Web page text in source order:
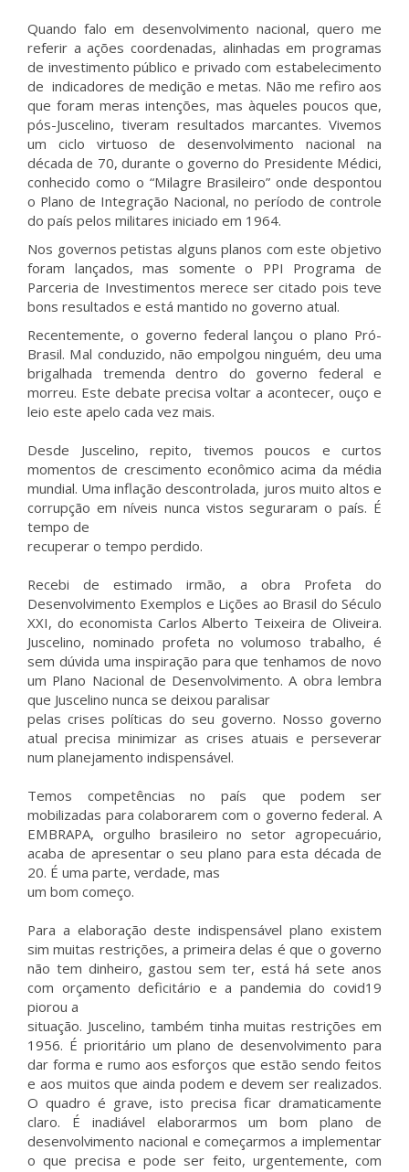
Quando falo em desenvolvimento nacional, quero me
referir a ações coordenadas, alinhadas em programas
de investimento público e privado com estabelecimento
de indicadores de medição e metas. Não me refiro aos
que foram meras intenções, mas àqueles poucos que,
pós-Juscelino, tiveram resultados marcantes. Vivemos
um ciclo virtuoso de desenvolvimento nacional na
década de 70, durante o governo do Presidente Médici,
conhecido como o “Milagre Brasileiro” onde despontou
o Plano de Integração Nacional, no período de controle
do país pelos militares iniciado em 1964.
Nos governos petistas alguns planos com este objetivo
foram lançados, mas somente o PPI Programa de
Parceria de Investimentos merece ser citado pois teve
bons resultados e está mantido no governo atual.
Recentemente, o governo federal lançou o plano Pró-
Brasil. Mal conduzido, não empolgou ninguém, deu uma
brigalhada tremenda dentro do governo federal e
morreu. Este debate precisa voltar a acontecer, ouço e
leio este apelo cada vez mais.
Desde Juscelino, repito, tivemos poucos e curtos
momentos de crescimento econômico acima da média
mundial. Uma inflação descontrolada, juros muito altos e
corrupção em níveis nunca vistos seguraram o país. É
tempo de
recuperar o tempo perdido.
Recebi de estimado irmão, a obra Profeta do
Desenvolvimento Exemplos e Lições ao Brasil do Século
XXI, do economista Carlos Alberto Teixeira de Oliveira.
Juscelino, nominado profeta no volumoso trabalho, é
sem dúvida uma inspiração para que tenhamos de novo
um Plano Nacional de Desenvolvimento. A obra lembra
que Juscelino nunca se deixou paralisar
pelas crises políticas do seu governo. Nosso governo
atual precisa minimizar as crises atuais e perseverar
num planejamento indispensável.
Temos competências no país que podem ser
mobilizadas para colaborarem com o governo federal. A
EMBRAPA, orgulho brasileiro no setor agropecuário,
acaba de apresentar o seu plano para esta década de
20. É uma parte, verdade, mas
um bom começo.
Para a elaboração deste indispensável plano existem
sim muitas restrições, a primeira delas é que o governo
não tem dinheiro, gastou sem ter, está há sete anos
com orçamento deficitário e a pandemia do covid19
piorou a
situação. Juscelino, também tinha muitas restrições em
1956. É prioritário um plano de desenvolvimento para
dar forma e rumo aos esforços que estão sendo feitos
e aos muitos que ainda podem e devem ser realizados.
O quadro é grave, isto precisa ficar dramaticamente
claro. É inadiável elaborarmos um bom plano de
desenvolvimento nacional e começarmos a implementar
o que precisa e pode ser feito, urgentemente, com